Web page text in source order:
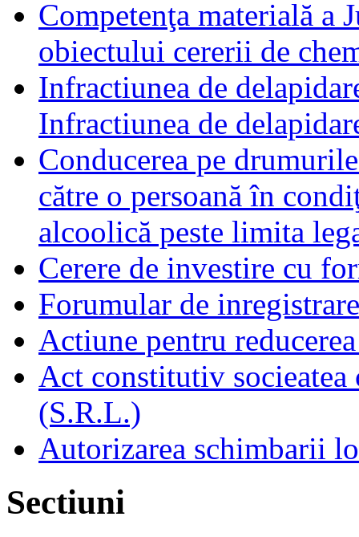
Competenţa materială a
obiectului cererii de
Infractiunea de
Infractiunea de
Conducerea pe
către o persoană în
alcoolică peste limita
Cerere de investire cu
Forumular de
Actiune pentru
Act constitutiv socieatea
(S.R.L.)
Autorizarea schimbarii
Sectiuni